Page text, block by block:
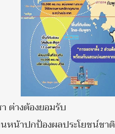
ต่างต้องยอมรับ
น้าปกป้องผลประโยชน์ชาติ